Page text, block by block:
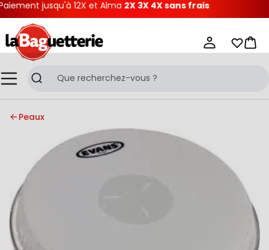
jusqu'à 12X et Alma2X 3X 4X sans frais
MenuRecherche
Mes
Peaux